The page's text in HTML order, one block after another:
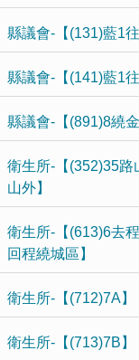
縣議會-【(131)藍1
縣議會-【(141)藍1
縣議會-【(891)8繞金
衛生所-【(352)35路
山外】
衛生所-【(613)6去
回程繞城區】
衛生所-【(712)7A】
衛生所-【(713)7B】